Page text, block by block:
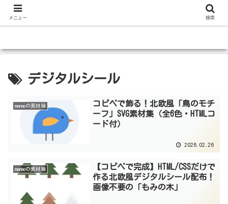
デジタルシール
manaoの素材箱
コピペで飾る！北欧風「鳥のモチ
ーフ」SVG素材集（全6色・HTMLコ
ード付）
2026.02.26
manaoの素材箱
【コピペで完成】HTML/CSSだけで
作る北欧風デジタルシール配布！
画像不要の「もみの木」
メニュー 検索